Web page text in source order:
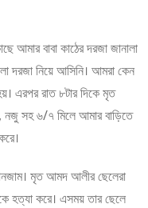
আমার বাবা কাঠের দরজা জানালা
দরজা নিয়ে আসিনি। আমরা কেন
এরপর রাত ৮টার দিকে মৃত
সহ ৬/৭ মিলে আমার বাড়িতে
মৃত আমদ আলীর ছেলেরা
হত্যা করে। এসময় তার ছেলে